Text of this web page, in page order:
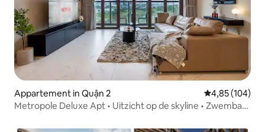
Appartement in Quận 2 Gemiddelde
4,85 (104)
Metropole Deluxe Apt • Uitzicht op de skyline • Zwembad